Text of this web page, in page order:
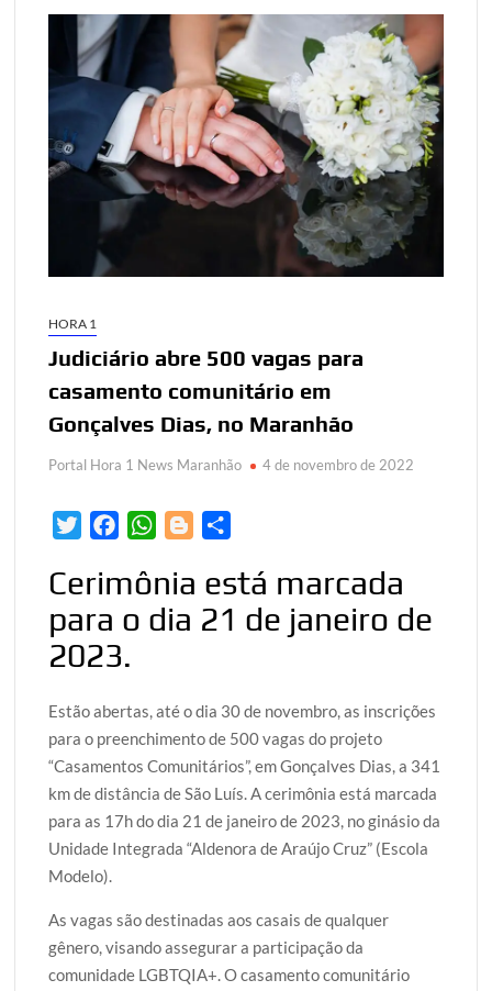
HORA 1
Judiciário abre 500 vagas para
casamento comunitário em
Gonçalves Dias, no Maranhão
Portal Hora 1 News Maranhão 4 de novembro de 2022
i
t
e
c
e
o
k
W
a
t
p
o
g
a
r
Cerimônia está marcada
para o dia 21 de janeiro de
2023.
Estão abertas, até o dia 30 de novembro, as inscrições
para o preenchimento de 500 vagas do projeto
“Casamentos Comunitários”, em Gonçalves Dias, a 341
km de distância de São Luís. A cerimônia está marcada
para as 17h do dia 21 de janeiro de 2023, no ginásio da
Unidade Integrada “Aldenora de Araújo Cruz” (Escola
Modelo).
As vagas são destinadas aos casais de qualquer
gênero, visando assegurar a participação da
comunidade LGBTQIA+. O casamento comunitário